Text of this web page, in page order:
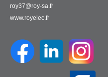
roy37@roy-sa.fr
www.royelec.fr